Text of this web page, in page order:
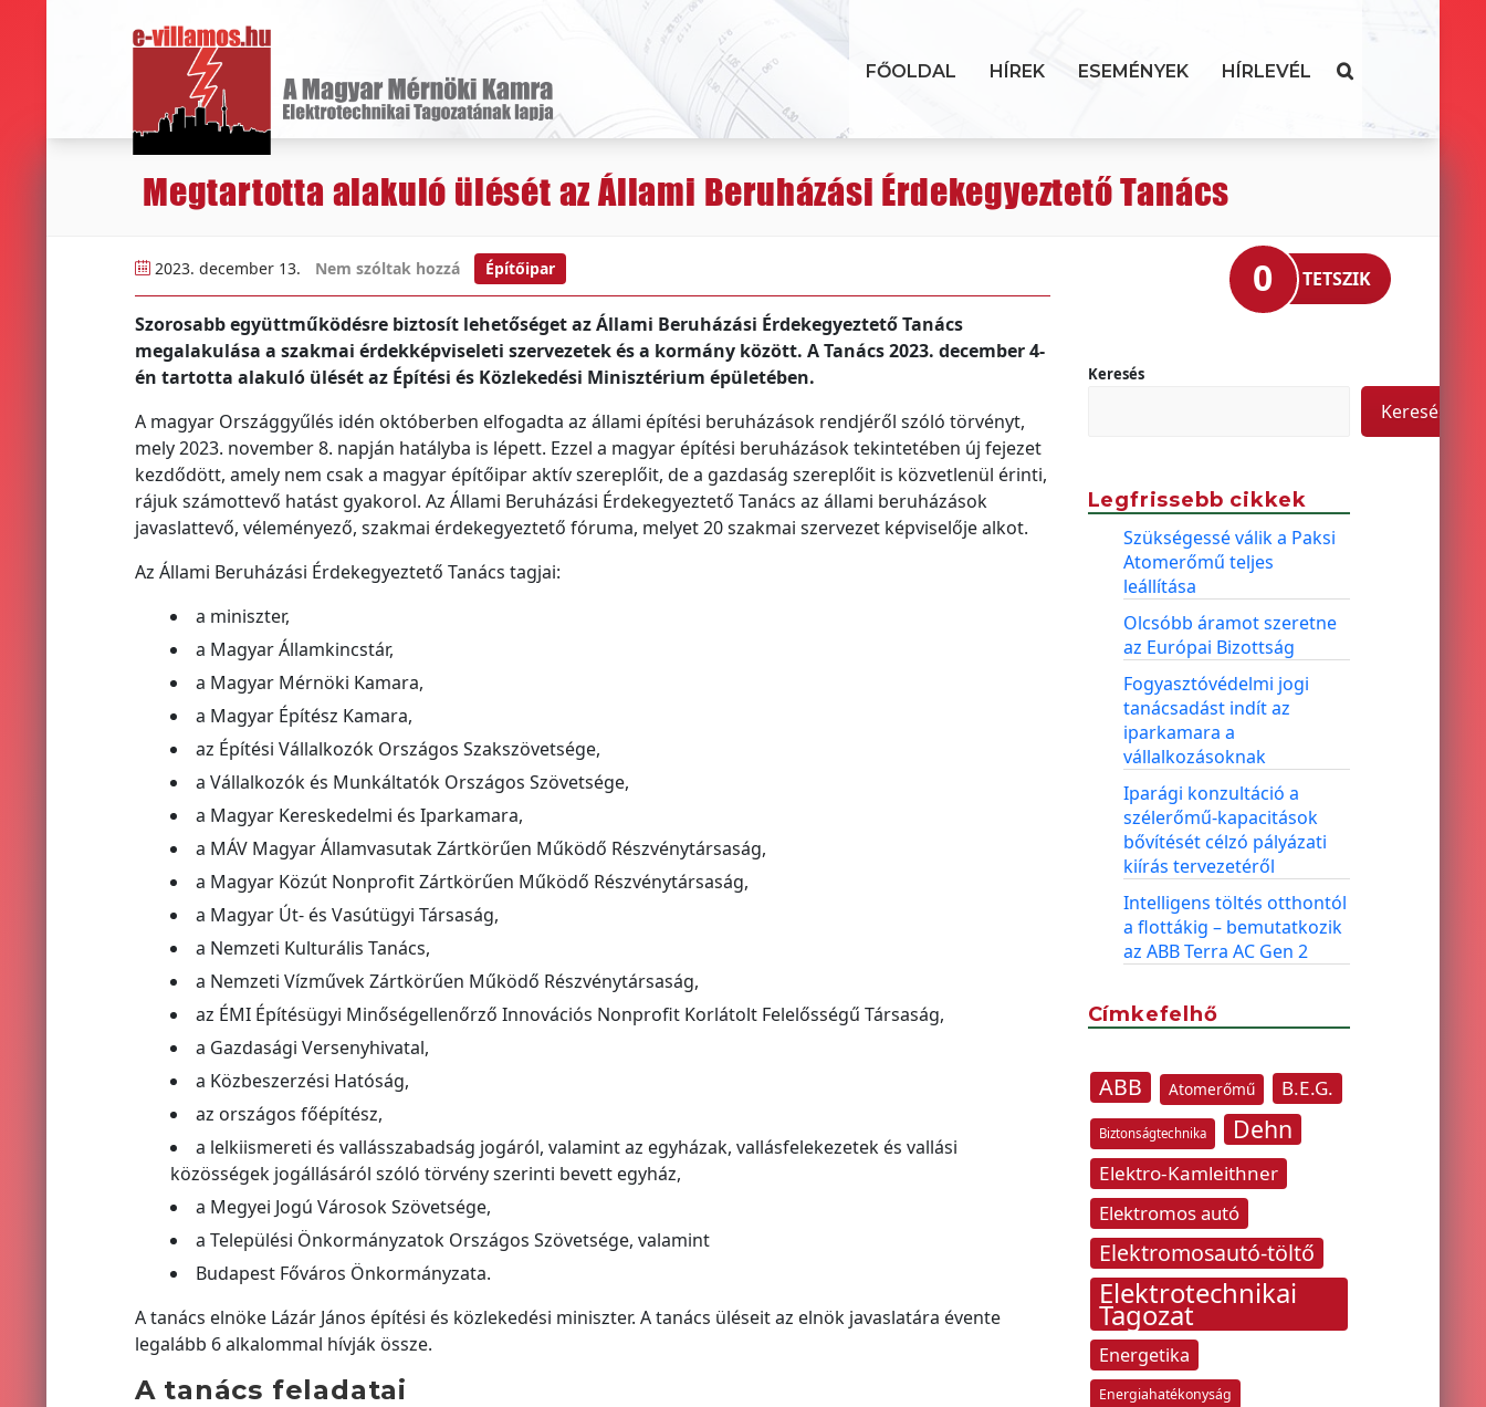
FŐOLDAL HÍREK ESEMÉNYEK HÍRLEVÉL
Megtartotta alakuló ülését az Állami Beruházási Érdekegyeztető Tanács
2023. december 13. Nem szóltak hozzá Építőipar
Szorosabb együttműködésre biztosít lehetőséget az Állami Beruházási Érdekegyeztető Tanács
megalakulása a szakmai érdekképviseleti szervezetek és a kormány között. A Tanács 2023. december 4-
én tartotta alakuló ülését az Építési és Közlekedési Minisztérium épületében.
A magyar Országgyűlés idén októberben elfogadta az állami építési beruházások rendjéről szóló törvényt,
mely 2023. november 8. napján hatályba is lépett. Ezzel a magyar építési beruházások tekintetében új fejezet
kezdődött, amely nem csak a magyar építőipar aktív szereplőit, de a gazdaság szereplőit is közvetlenül érinti,
rájuk számottevő hatást gyakorol. Az Állami Beruházási Érdekegyeztető Tanács az állami beruházások
javaslattevő, véleményező, szakmai érdekegyeztető fóruma, melyet 20 szakmai szervezet képviselője alkot.
Az Állami Beruházási Érdekegyeztető Tanács tagjai:
a miniszter,
a Magyar Államkincstár,
a Magyar Mérnöki Kamara,
a Magyar Építész Kamara,
az Építési Vállalkozók Országos Szakszövetsége,
a Vállalkozók és Munkáltatók Országos Szövetsége,
a Magyar Kereskedelmi és Iparkamara,
a MÁV Magyar Államvasutak Zártkörűen Működő Részvénytársaság,
a Magyar Közút Nonprofit Zártkörűen Működő Részvénytársaság,
a Magyar Út- és Vasútügyi Társaság,
a Nemzeti Kulturális Tanács,
a Nemzeti Vízművek Zártkörűen Működő Részvénytársaság,
az ÉMI Építésügyi Minőségellenőrző Innovációs Nonprofit Korlátolt Felelősségű Társaság,
a Gazdasági Versenyhivatal,
a Közbeszerzési Hatóság,
az országos főépítész,
a lelkiismereti és vallásszabadság jogáról, valamint az egyházak, vallásfelekezetek és vallási
közösségek jogállásáról szóló törvény szerinti bevett egyház,
a Megyei Jogú Városok Szövetsége,
a Települési Önkormányzatok Országos Szövetsége, valamint
Budapest Főváros Önkormányzata.
A tanács elnöke Lázár János építési és közlekedési miniszter. A tanács üléseit az elnök javaslatára évente
legalább 6 alkalommal hívják össze.
A tanács feladatai
0 TETSZIK
Keresés
Keresés
Legfrissebb cikkek
Szükségessé válik a Paksi
Atomerőmű teljes
leállítása
Olcsóbb áramot szeretne
az Európai Bizottság
Fogyasztóvédelmi jogi
tanácsadást indít az
iparkamara a
vállalkozásoknak
Iparági konzultáció a
szélerőmű-kapacitások
bővítését célzó pályázati
kiírás tervezetéről
Intelligens töltés otthontól
a flottákig – bemutatkozik
az ABB Terra AC Gen 2
Címkefelhő
ABB Atomerőmű B.E.G.
Biztonságtechnika Dehn
Elektro-Kamleithner
Elektromos autó
Elektromosautó-töltő
Elektrotechnikai
Tagozat
Energetika
Energiahatékonyság